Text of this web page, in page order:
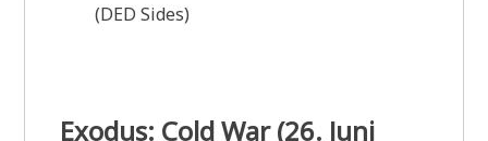
(DED Sides)
Exodus: Cold War (26. Juni